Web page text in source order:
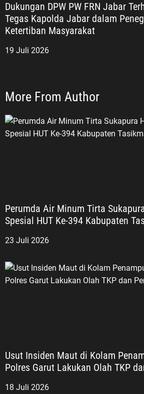
Dukungan DPW PW FRN Jabar
Tegas Kapolda Jabar dalam
Ketertiban Masyarakat
19 Juli 2026
More From Author
Perumda Air Minum Tirta
Spesial HUT Ke-394 Kabupaten
23 Juli 2026
Usut Insiden Maut di Kolam
Polres Garut Lakukan Olah TKP
18 Juli 2026